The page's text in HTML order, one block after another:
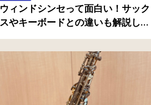
ウィンドシンセって面白い！サック
スやキーボードとの違いも解説しま